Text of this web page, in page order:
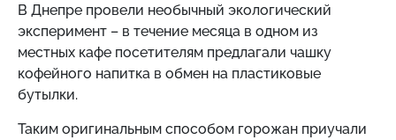
В Днепре провели необычный экологический
эксперимент – в течение месяца в одном из
местных кафе посетителям предлагали чашку
кофейного напитка в обмен на пластиковые
бутылки.
Таким оригинальным способом горожан приучали